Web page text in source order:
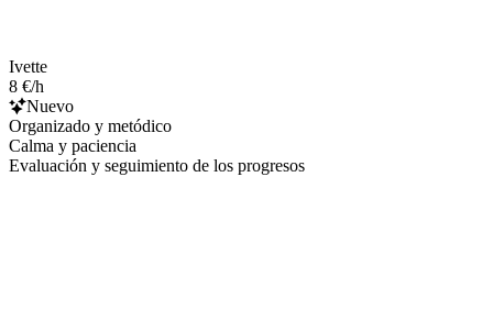
Ivette
8 €/h
Nuevo
Organizado y metódico
Calma y paciencia
Evaluación y seguimiento de los progresos